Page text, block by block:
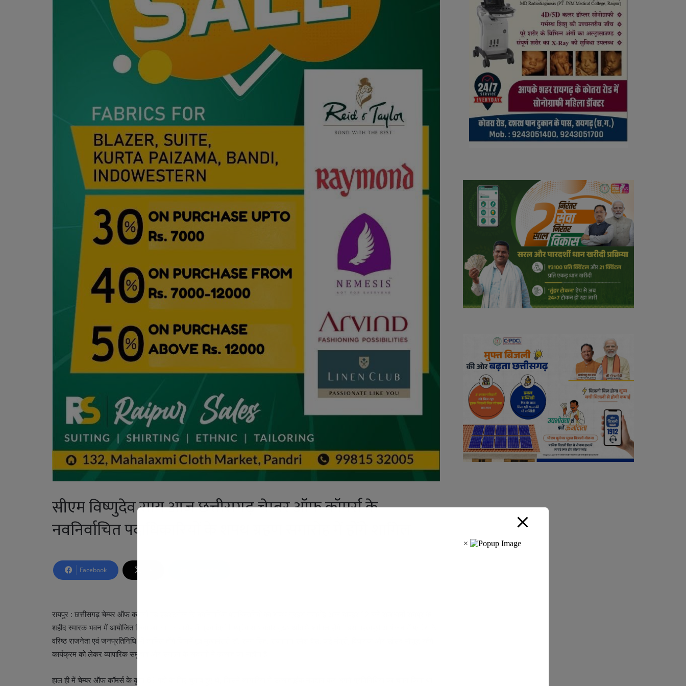
सीएम विष्णुदेव साय आज छत्तीसगढ़ चेम्बर ऑफ कॉमर्स के
नवनिर्वाचित पदाधिकारियों के शपथ ग्रहण समारोह में होंगे शामिल
Facebook
रायपुर : छत्तीसगढ़ चेम्बर ऑफ कॉमर्स एंड इंडस्ट्रीज के नवनिर्वाचित पदाधिकारियों का शपथ ग्रहण समारोह आज दोपहर 12 बजे राजधानी रायपुर के
शहीद स्मारक भवन में आयोजित किया जाएगा। समारोह में मुख्यमंत्री विष्णुदेव साय बतौर मुख्य अतिथि शामिल होंगे। इस महत्वपूर्ण आयोजन में प्रदेश के
वरिष्ठ राजनेता एवं जनप्रतिनिधि भी शामिल होंगे जिनमें पूर्व मुख्यमंत्री डॉ. रमन सिंह, राज्यपाल रमेश बैस, कई मंत्री, विधायक और सांसद मौजूद रहेंगे।
कार्यक्रम को लेकर व्यापारिक समुदाय और संगठन के सदस्यों में उत्साह का माहौल है।
हाल ही में चेम्बर ऑफ कॉमर्स के कुल 69 पदों के लिए चुनाव हुए थे, जिसमें व्यापारियों ने उत्साहपूर्वक मतदान कर अपने प्रतिनिधियों का चयन किया था।